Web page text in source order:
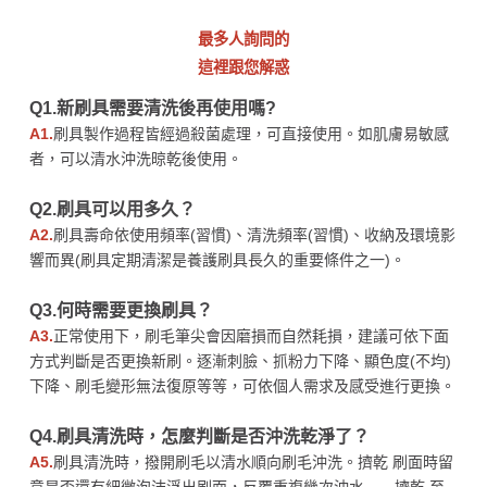
最多人詢問的
這裡跟您解惑
Q1.新刷具需要清洗後再使用嗎?
A1.刷具製作過程皆經過殺菌處理，可直接使用。如肌膚易敏感
者，可以清水沖洗晾乾後使用。
Q2.刷具可以用多久？
A2.刷具壽命依使用頻率(習慣)、清洗頻率(習慣)、收納及環境影
響而異(刷具定期清潔是養護刷具長久的重要條件之一)。
Q3.何時需要更換刷具？
A3.正常使用下，刷毛筆尖會因磨損而自然耗損，建議可依下面
方式判斷是否更換新刷。逐漸刺臉、抓粉力下降、顯色度(不均)
下降、刷毛變形無法復原等等，可依個人需求及感受進行更換。
Q4.刷具清洗時，怎麼判斷是否沖洗乾淨了？
A5.刷具清洗時，撥開刷毛以清水順向刷毛沖洗。擠乾 刷面時留